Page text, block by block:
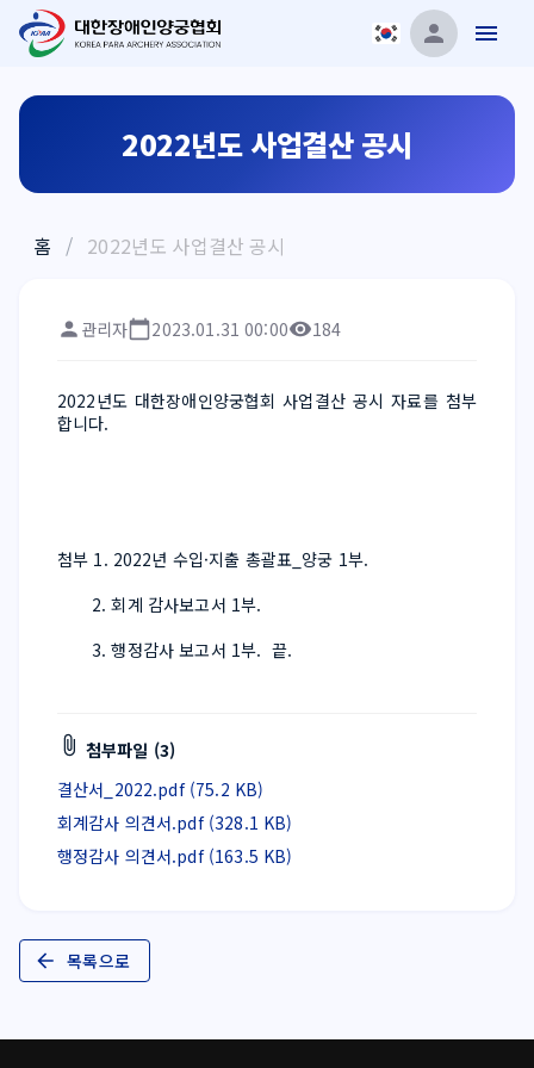
2022년도 사업결산 공시
홈 / 2022년도 사업결산 공시
관리자 2023.01.31 00:00 184
2022년도 대한장애인양궁협회 사업결산 공시 자료를 첨부
합니다.
첨부 1. 2022년 수입·지출 총괄표_양궁 1부.
2. 회계 감사보고서 1부.
3. 행정감사 보고서 1부.  끝.
첨부파일 (3)
결산서_2022.pdf (75.2 KB)
회계감사 의견서.pdf (328.1 KB)
행정감사 의견서.pdf (163.5 KB)
목록으로